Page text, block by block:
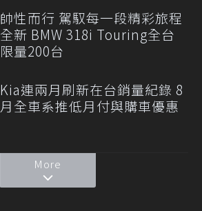
帥性而行 駕馭每一段精彩旅程
全新 BMW 318i Touring全台
限量200台
Kia連兩月刷新在台銷量紀錄 8
月全車系推低月付與購車優惠
More